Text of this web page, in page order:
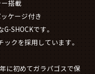
搭載
ケージ付き
SHOCKです。
クを採用しています。
に初めてガラパゴスで保